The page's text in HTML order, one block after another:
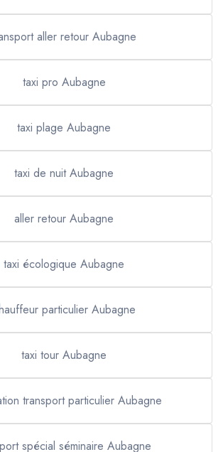
aller retour Aubagne
taxi pro Aubagne
taxi plage Aubagne
taxi de nuit Aubagne
aller retour Aubagne
taxi écologique Aubagne
particulier Aubagne
taxi tour Aubagne
transport particulier Aubagne
spécial séminaire Aubagne